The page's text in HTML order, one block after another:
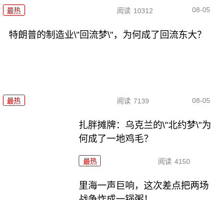
最热 阅读 10312 08-05
特朗普的制造业\"回流梦\"，为何成了回流东大？
最热 阅读 7139 08-05
扎胖摊牌：乌克兰的\"北约梦\"为
何成了一地鸡毛？
最热 阅读 4150
里海一声巨响，这次差点把两场